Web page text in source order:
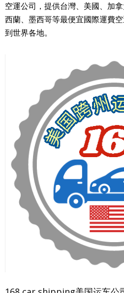
空運公司，提供台灣、美國、加
西蘭、墨西哥等最便宜國際運費
到世界各地。